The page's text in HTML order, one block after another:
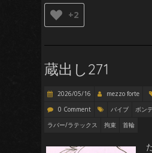
+2
蔵出し271
2026/05/16 mezzo forte
0 Comment
バイブ ボン
ラバー/ラテックス
拘束 首輪